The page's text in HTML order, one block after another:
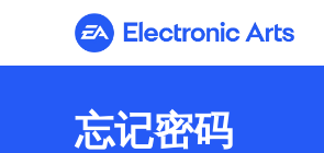
Electronic Arts
忘记密码